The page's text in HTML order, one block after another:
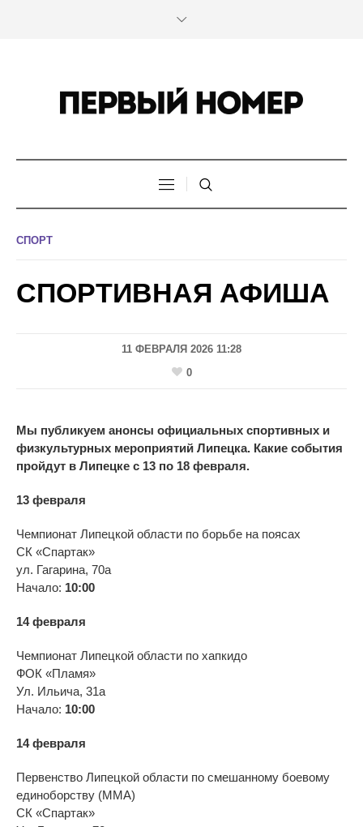
СПОРТ
СПОРТИВНАЯ АФИША
11 ФЕВРАЛЯ 2026 11:28
0
Мы публикуем анонсы официальных спортивных и
физкультурных мероприятий Липецка. Какие события
пройдут в Липецке с 13 по 18 февраля.
13 февраля
Чемпионат Липецкой области по борьбе на поясах
СК «Спартак»
ул. Гагарина, 70а
Начало: 10:00
14 февраля
Чемпионат Липецкой области по хапкидо
ФОК «Пламя»
Ул. Ильича, 31а
Начало: 10:00
14 февраля
Первенство Липецкой области по смешанному боевому
единоборству (ММА)
СК «Спартак»